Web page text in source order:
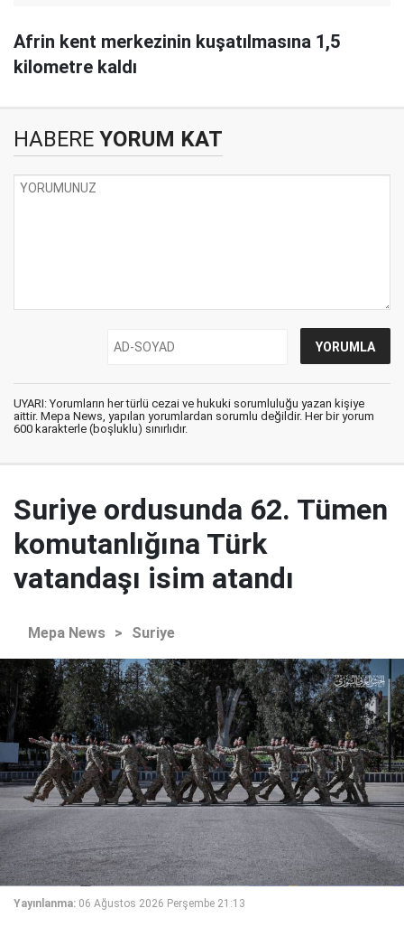
Afrin kent merkezinin kuşatılmasına 1,5
kilometre kaldı
HABERE YORUM KAT
UYARI: Yorumların her türlü cezai ve hukuki sorumluluğu yazan kişiye
aittir. Mepa News, yapılan yorumlardan sorumlu değildir. Her bir yorum
600 karakterle (boşluklu) sınırlıdır.
Suriye ordusunda 62. Tümen
komutanlığına Türk
vatandaşı isim atandı
Mepa News > Suriye
Yayınlanma: 06 Ağustos 2026 Perşembe 21:13